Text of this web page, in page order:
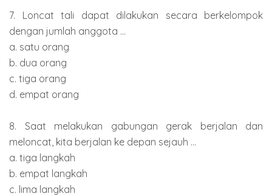
7. Loncat tali dapat dilakukan secara berkelompok
dengan jumlah anggota ...
a. satu orang
b. dua orang
c. tiga orang
d. empat orang
8. Saat melakukan gabungan gerak berjalan dan
meloncat, kita berjalan ke depan sejauh ...
a. tiga langkah
b. empat langkah
c. lima langkah